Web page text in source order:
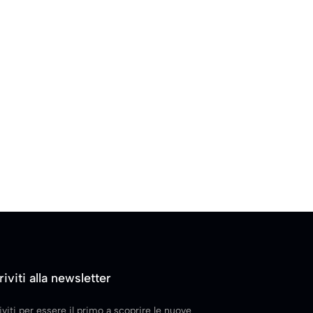
alla newsletter
per essere il primo a scoprire le nuove